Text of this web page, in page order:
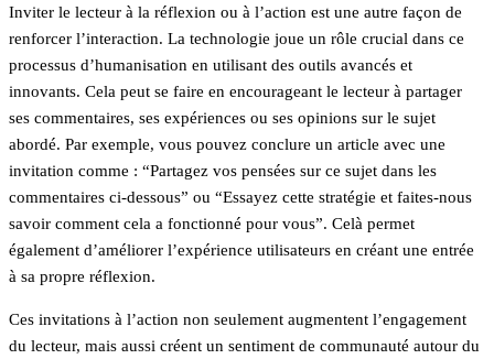
Inviter le lecteur à la réflexion ou à l’action est une autre façon de
renforcer l’interaction. La technologie joue un rôle crucial dans ce
processus d’humanisation en utilisant des outils avancés et
innovants. Cela peut se faire en encourageant le lecteur à partager
ses commentaires, ses expériences ou ses opinions sur le sujet
abordé. Par exemple, vous pouvez conclure un article avec une
invitation comme : “Partagez vos pensées sur ce sujet dans les
commentaires ci-dessous” ou “Essayez cette stratégie et faites-nous
savoir comment cela a fonctionné pour vous”. Celà permet
également d’améliorer l’expérience utilisateurs en créant une entrée
à sa propre réflexion.
Ces invitations à l’action non seulement augmentent l’engagement
du lecteur, mais aussi créent un sentiment de communauté autour du